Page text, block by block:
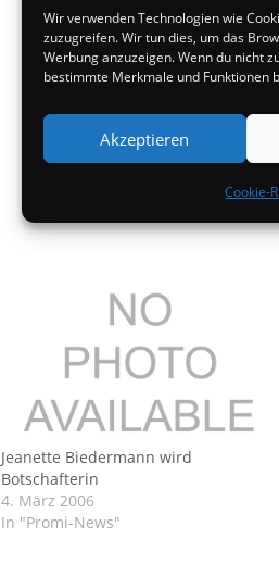
Wir verwenden Technologien wie
zuzugreifen. Wir tun dies, um das
Werbung anzuzeigen. Wenn du nicht
bestimmte Merkmale und Funktionen
Akzeptieren
Cookie-
Jeanette Biedermann wird
Botschafterin
4. März 2006
In "Promi-News"